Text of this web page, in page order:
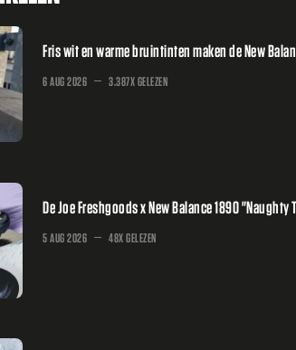
Fris wit en warme bruintinten maken de New
6 AUG 2026 3.387X GELEZEN
De Joe Freshgoods x New Balance 1890
5 AUG 2026 48X GELEZEN